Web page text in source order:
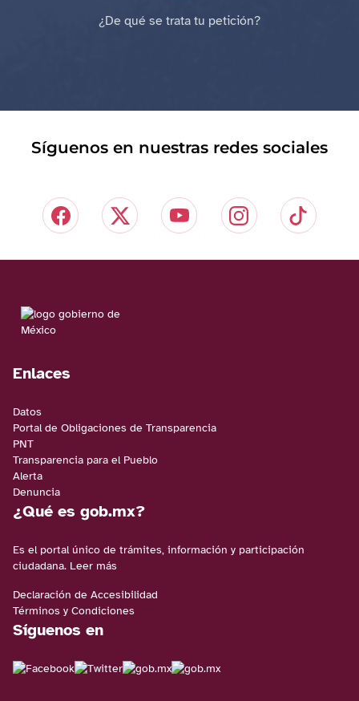
¿De qué se trata tu petición?
Síguenos en nuestras redes sociales
Enlaces
Datos
Portal de Obligaciones de Transparencia
PNT
Transparencia para el Pueblo
Alerta
Denuncia
¿Qué es gob.mx?
Es el portal único de trámites, información y participación
ciudadana. Leer más
Declaración de Accesibilidad
Términos y Condiciones
Síguenos en